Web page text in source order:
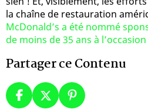
la chaîne de restauration
McDonald’s a été nommé
de moins de 35 ans à
Partager ce Contenu